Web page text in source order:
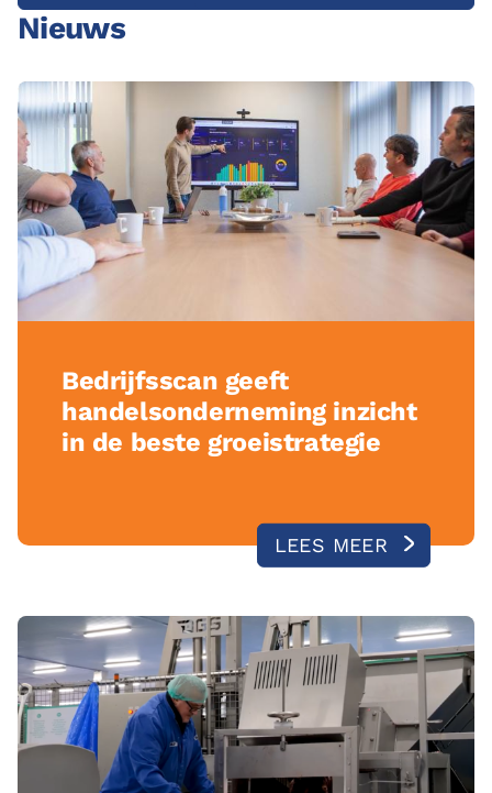
Nieuws
Bedrijfsscan geeft
handelsonderneming inzicht
in de beste groeistrategie
LEES MEER